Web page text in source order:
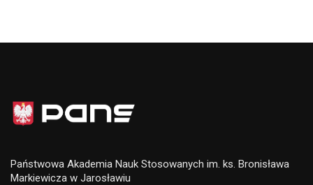
Państwowa Akademia Nauk Stosowanych im. ks. Bronisława
Markiewicza w Jarosławiu